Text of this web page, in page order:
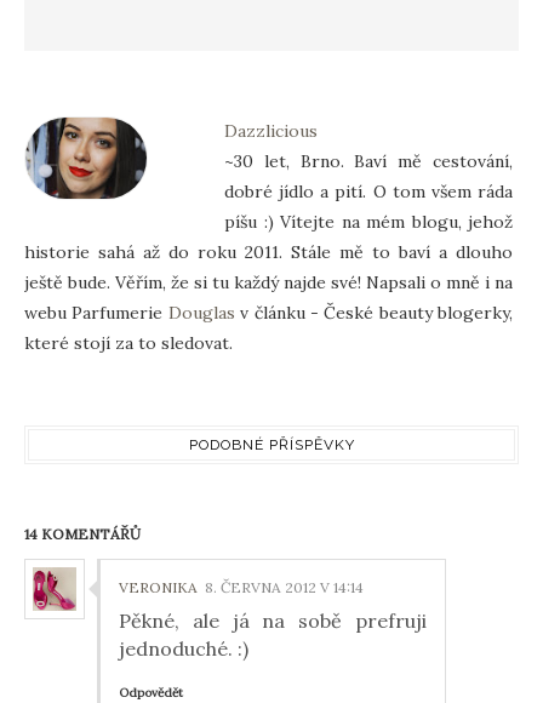
Dazzlicious
~30 let, Brno. Baví mě cestování,
dobré jídlo a pití. O tom všem ráda
píšu :) Vítejte na mém blogu, jehož
historie sahá až do roku 2011. Stále mě to baví a dlouho
ještě bude. Věřím, že si tu každý najde své! Napsali o mně i na
webu Parfumerie Douglas v článku - České beauty blogerky,
které stojí za to sledovat.
PODOBNÉ PŘÍSPĚVKY
14 KOMENTÁŘŮ
VERONIKA 8. ČERVNA 2012 V 14:14
Pěkné, ale já na sobě prefruji
jednoduché. :)
Odpovědět